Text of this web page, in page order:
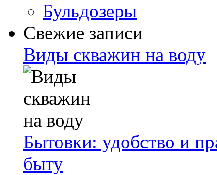
Бульдозеры
Свежие записи
Виды скважин на воду
Бытовки: удобство и
быту